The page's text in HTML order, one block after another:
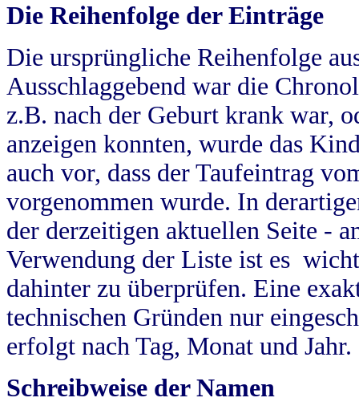
Die Reihenfolge der Einträge
Die ursprüngliche Reihenfolge
Ausschlaggebend war die
z.B. nach der Geburt krank war,
anzeigen konnten, wurde das
auch vor, dass der Taufeintrag
vorgenommen wurde. In
der derzeitigen aktuellen Seite -
Verwendung der Liste ist es
dahinter zu überprüfen. Eine
technischen Gründen nur
erfolgt nach Tag, Monat und Jahr.
Schreibweise der Namen